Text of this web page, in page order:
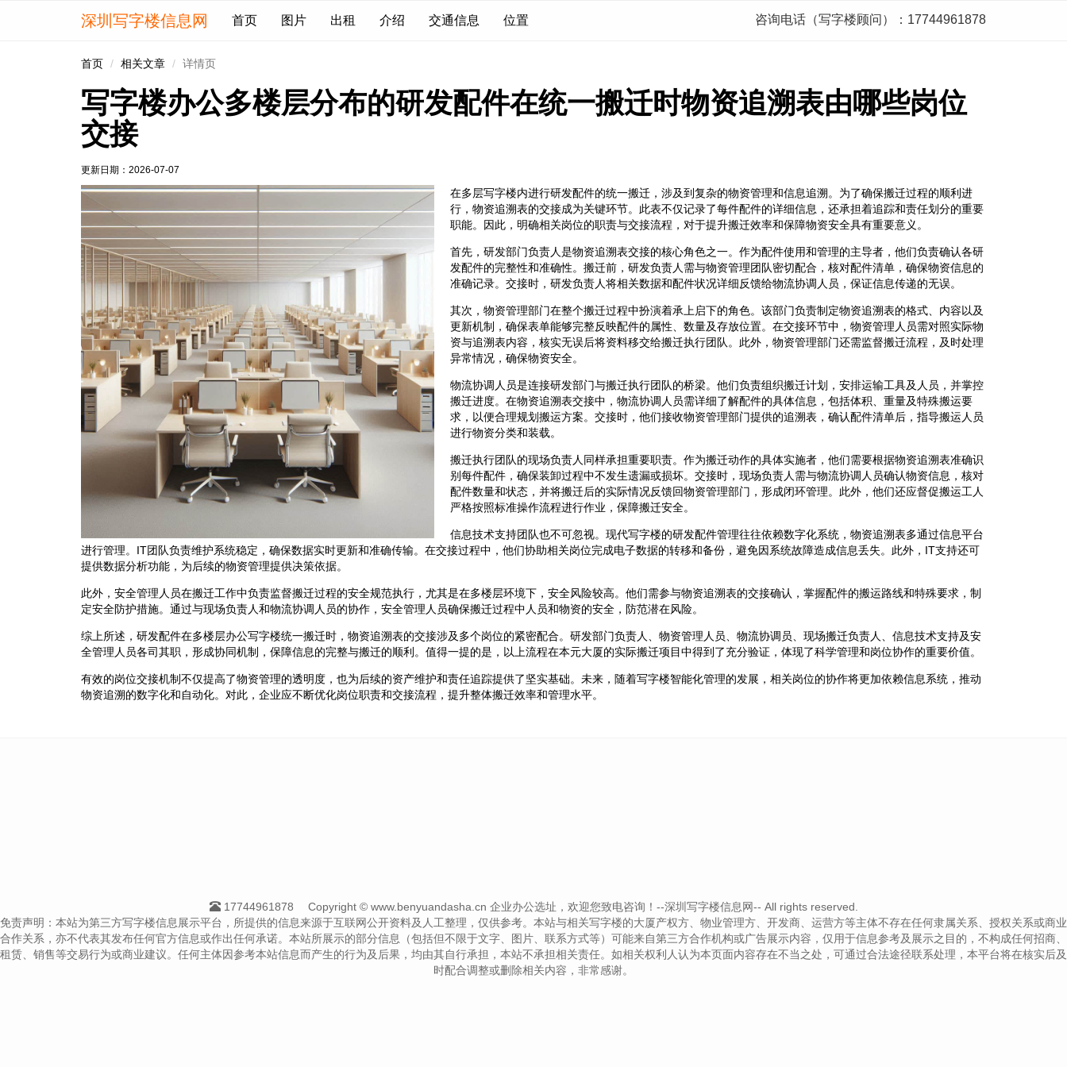
深圳写字楼信息网 首页 图片 出租 介绍 交通信息 位置 咨询电话（写字楼顾问）：17744961878
首页 相关文章 详情页
写字楼办公多楼层分布的研发配件在统一搬迁时物资追溯表由哪些岗位
交接
更新日期： 2026-07-07
在多层写字楼内进行研发配件的统一搬迁，涉及到复杂的物资管理和信息追溯。为了确保搬迁过程的顺利进
行，物资追溯表的交接成为关键环节。此表不仅记录了每件配件的详细信息，还承担着追踪和责任划分的重要
职能。因此，明确相关岗位的职责与交接流程，对于提升搬迁效率和保障物资安全具有重要意义。
首先，研发部门负责人是物资追溯表交接的核心角色之一。作为配件使用和管理的主导者，他们负责确认各研
发配件的完整性和准确性。搬迁前，研发负责人需与物资管理团队密切配合，核对配件清单，确保物资信息的
准确记录。交接时，研发负责人将相关数据和配件状况详细反馈给物流协调人员，保证信息传递的无误。
其次，物资管理部门在整个搬迁过程中扮演着承上启下的角色。该部门负责制定物资追溯表的格式、内容以及
更新机制，确保表单能够完整反映配件的属性、数量及存放位置。在交接环节中，物资管理人员需对照实际物
资与追溯表内容，核实无误后将资料移交给搬迁执行团队。此外，物资管理部门还需监督搬迁流程，及时处理
异常情况，确保物资安全。
物流协调人员是连接研发部门与搬迁执行团队的桥梁。他们负责组织搬迁计划，安排运输工具及人员，并掌控
搬迁进度。在物资追溯表交接中，物流协调人员需详细了解配件的具体信息，包括体积、重量及特殊搬运要
求，以便合理规划搬运方案。交接时，他们接收物资管理部门提供的追溯表，确认配件清单后，指导搬运人员
进行物资分类和装载。
搬迁执行团队的现场负责人同样承担重要职责。作为搬迁动作的具体实施者，他们需要根据物资追溯表准确识
别每件配件，确保装卸过程中不发生遗漏或损坏。交接时，现场负责人需与物流协调人员确认物资信息，核对
配件数量和状态，并将搬迁后的实际情况反馈回物资管理部门，形成闭环管理。此外，他们还应督促搬运工人
严格按照标准操作流程进行作业，保障搬迁安全。
信息技术支持团队也不可忽视。现代写字楼的研发配件管理往往依赖数字化系统，物资追溯表多通过信息平台
进行管理。IT团队负责维护系统稳定，确保数据实时更新和准确传输。在交接过程中，他们协助相关岗位完成电子数据的转移和备份，避免因系统故障造成信息丢失。此外，IT支持还可
提供数据分析功能，为后续的物资管理提供决策依据。
此外，安全管理人员在搬迁工作中负责监督搬迁过程的安全规范执行，尤其是在多楼层环境下，安全风险较高。他们需参与物资追溯表的交接确认，掌握配件的搬运路线和特殊要求，制
定安全防护措施。通过与现场负责人和物流协调人员的协作，安全管理人员确保搬迁过程中人员和物资的安全，防范潜在风险。
综上所述，研发配件在多楼层办公写字楼统一搬迁时，物资追溯表的交接涉及多个岗位的紧密配合。研发部门负责人、物资管理人员、物流协调员、现场搬迁负责人、信息技术支持及安
全管理人员各司其职，形成协同机制，保障信息的完整与搬迁的顺利。值得一提的是，以上流程在本元大厦的实际搬迁项目中得到了充分验证，体现了科学管理和岗位协作的重要价值。
有效的岗位交接机制不仅提高了物资管理的透明度，也为后续的资产维护和责任追踪提供了坚实基础。未来，随着写字楼智能化管理的发展，相关岗位的协作将更加依赖信息系统，推动
物资追溯的数字化和自动化。对此，企业应不断优化岗位职责和交接流程，提升整体搬迁效率和管理水平。
17744961878
Copyright © www.benyuandasha.cn 企业办公选址，欢迎您致电咨询！--深圳写字楼信息网-- All rights reserved.
免责声明：本站为第三方写字楼信息展示平台，所提供的信息来源于互联网公开资料及人工整理，仅供参考。本站与相关写字楼的大厦产权方、物业管理方、开发商、运营方等主体不存在任何隶属关系、授权关系或商业
合作关系，亦不代表其发布任何官方信息或作出任何承诺。本站所展示的部分信息（包括但不限于文字、图片、联系方式等）可能来自第三方合作机构或广告展示内容，仅用于信息参考及展示之目的，不构成任何招商、
租赁、销售等交易行为或商业建议。任何主体因参考本站信息而产生的行为及后果，均由其自行承担，本站不承担相关责任。如相关权利人认为本页面内容存在不当之处，可通过合法途径联系处理，本平台将在核实后及
时配合调整或删除相关内容，非常感谢。